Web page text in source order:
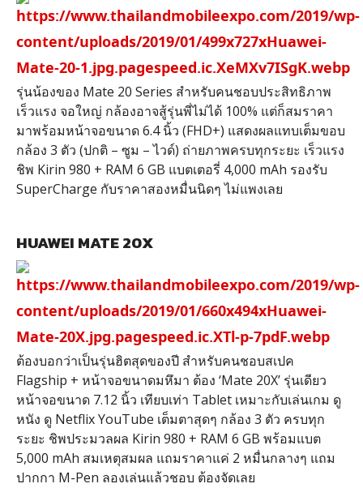
รุ่นน้องของ Mate 20 Series สำหรับคนชอบประสิทธิภาพ
เร็วแรง จอใหญ่ กล้องอาจสู้รุ่นพี่ไม่ได้ 100% แต่ก็สมราคา
มาพร้อมหน้าจอขนาด 6.4 นิ้ว (FHD+) แสดงผลแทบเต็มขอบ
กล้อง 3 ตัว (ปกติ – ซูม – ไวด์) ถ่ายภาพครบทุกระยะ เร็วแรง
ชิพ Kirin 980 + RAM 6 GB แบตเตอรี่ 4,000 mAh รองรับ
SuperCharge กับราคาสองหมื่นนิดๆ ไม่แพงเลย
HUAWEI MATE 20X
ต้องบอกว่าเป็นรุ่นฮิตสุดของปี สำหรับคนชอบสเปค
Flagship + หน้าจอขนาดมหึมา ต้อง ‘Mate 20X’ รุ่นเดียว
หน้าจอขนาด 7.12 นิ้ว เทียบเท่า Tablet เหมาะกับเล่นเกม ดู
หนัง ดู Netflix YouTube เต็มตาสุดๆ กล้อง 3 ตัว ครบทุก
ระยะ ชิพประมวลผล Kirin 980 + RAM 6 GB พร้อมแบต
5,000 mAh สมเหตุสมผล แถมราคาแค่ 2 หมื่นกลางๆ แถม
ปากกา M-Pen ลองเล่นแล้วชอบ ต้องจัดเลย